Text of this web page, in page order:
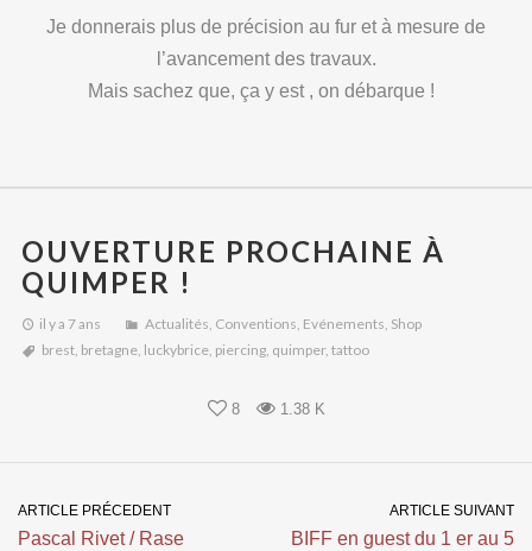
Je donnerais plus de précision au fur et à mesure de
l’avancement des travaux.
Mais sachez que, ça y est , on débarque !
OUVERTURE PROCHAINE À
QUIMPER !
il y a 7 ans Actualités Conventions Evénements Shop
brest, bretagne, luckybrice, piercing, quimper, tattoo
8 1.38 K
ARTICLE PRÉCEDENT
Pascal Rivet / Rase
ARTICLE SUIVANT
BIFF en guest du 1 er au 5